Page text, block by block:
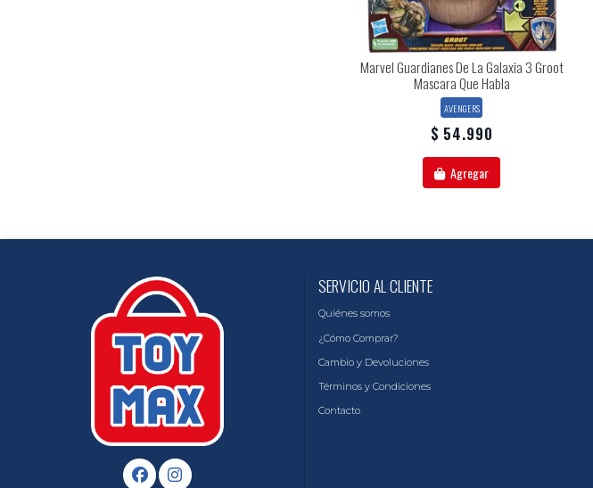
Marvel Guardianes De La Galaxia 3 Groot
Mascara Que Habla
AVENGERS
$ 54.990
Agregar
SERVICIO AL CLIENTE
Quiénes somos
¿Cómo Comprar?
Cambio y Devoluciones
Términos y Condiciones
Contacto